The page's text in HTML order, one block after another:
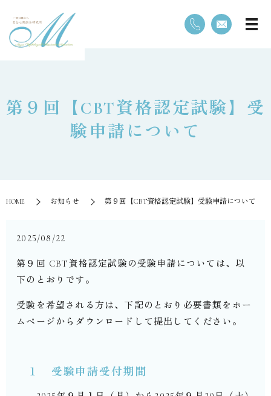
第９回【CBT資格認定試験】受
験申請について
HOME お知らせ 第９回【CBT資格認定試験】受験申請について
2025/08/22
第９回 CBT資格認定試験の受験申請については、以
下のとおりです。
受験を希望される方は、下記のとおり必要書類をホー
ムページからダウンロードして提出してください。
１ 受験申請受付期間